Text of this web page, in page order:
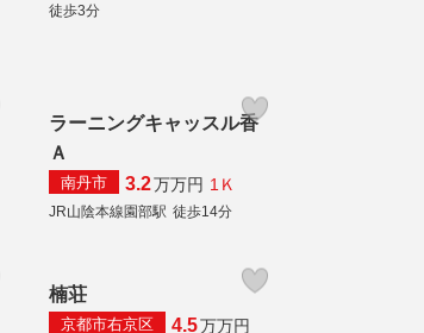
徒歩3分
ラーニングキャッスル香
Ａ
南丹市 3.2万万円 1Ｋ
JR山陰本線園部駅 徒歩14分
楠荘
京都市右京区 4.5万万円